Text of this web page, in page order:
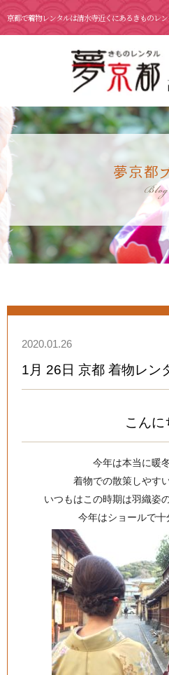
京都で着物レンタルは清水寺近くにあるきものレ
京都の着物レンタル 夢京都 高台寺店
ンタル 夢京都高台寺
夢京都
Blog
2020.01.26
1月 26日 京都 着物レン
こんに
今年は本当に暖
着物での散策しやす
いつもはこの時期は羽織姿
今年はショールで十